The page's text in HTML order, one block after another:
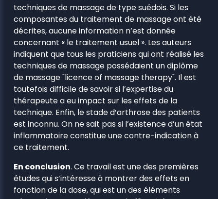
techniques de massage de type suédois. Si les
composantes du traitement de massage ont été
décrites, aucune information n’est donnée
concernant « le traitement usuel ». Les auteurs
indiquent que tous les praticiens qui ont réalisé les
techniques de massage possédaient un diplôme
de massage "licence of massage therapy". Il est
toutefois difficile de savoir si l’expertise du
thérapeute a eu impact sur les effets de la
technique. Enfin, le stade d’arthrose des patients
est inconnu. On ne sait pas si l’existence d’un état
inflammatoire constitue une contre-indication à
ce traitement.
En conclusion. Ce travail est une des premières
études qui s’intéresse à montrer des effets en
fonction de la dose, qui est un des éléments